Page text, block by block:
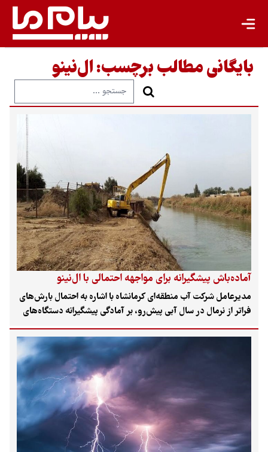
بایگانی مطالب برچسب:ال‌نینو
آماده‌باش پیشگیرانه برای مواجهه احتمالی با ال‌نینو
مدیرعامل شرکت آب منطقه‌ای کرمانشاه با اشاره به احتمال بارش‌های
فراتر از نرمال در سال آبی پیش‌رو، بر آمادگی پیشگیرانه دستگاه‌های
اجرایی، پایش رودخانه‌ها و ساماندهی مسیل‌های شهری برای کاهش
خطر سیلاب تأکید کرد.